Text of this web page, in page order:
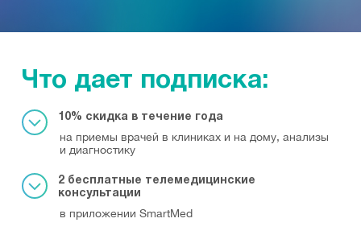
Что дает подписка:
10% скидка в течение года
на приемы врачей в клиниках и на дому, анализы
и диагностику
Амбулаторно-поликлинические услуги, включая
лабораторную диагностику
Помощь на дому: забор анализов, консультации
2 бесплатные телемедицинские
консультации
в приложении SmartMed